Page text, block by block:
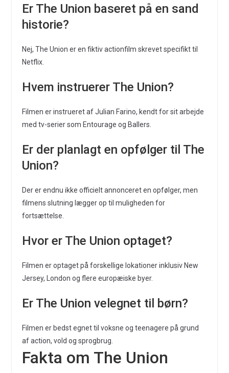
Er The Union baseret på en sand
historie?
Nej, The Union er en fiktiv actionfilm skrevet specifikt til
Netflix.
Hvem instruerer The Union?
Filmen er instrueret af Julian Farino, kendt for sit arbejde
med tv-serier som Entourage og Ballers.
Er der planlagt en opfølger til The
Union?
Der er endnu ikke officielt annonceret en opfølger, men
filmens slutning lægger op til muligheden for
fortsættelse.
Hvor er The Union optaget?
Filmen er optaget på forskellige lokationer inklusiv New
Jersey, London og flere europæiske byer.
Er The Union velegnet til børn?
Filmen er bedst egnet til voksne og teenagere på grund
af action, vold og sprogbrug.
Fakta om The Union